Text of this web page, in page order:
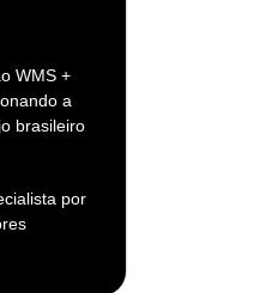
WMS +
a
brasileiro
por